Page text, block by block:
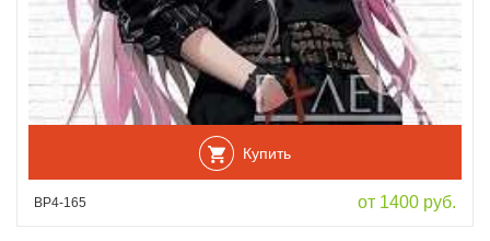
Купить
ВР4-165 от 1400 руб.